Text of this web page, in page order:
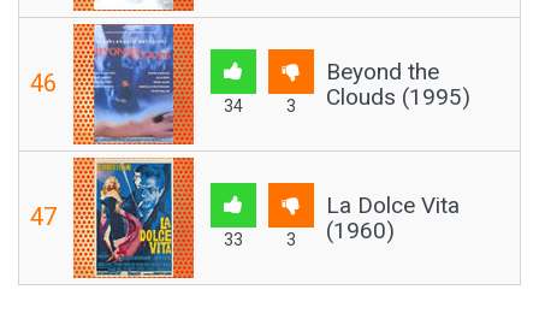
46
34 3
Beyond the
Clouds (1995)
47
33 3
La Dolce Vita
(1960)